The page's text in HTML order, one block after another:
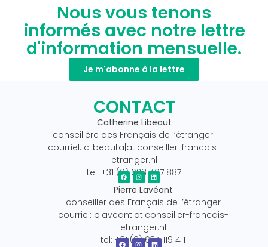
Nous vous tenons
informés avec notre lettre
d'information mensuelle.
Je m'abonne à la lettre
CONTACT
Catherine Libeaut
conseillère des Français de l’étranger
courriel: clibeauta|at|conseiller-francais-
etranger.nl
tel: +31 (0) 628 407 887
Pierre Lavéant
conseiller des Français de l’étranger
courriel: plaveant|at|conseiller-francais-
etranger.nl
tel: +31 (0) 634 119 411